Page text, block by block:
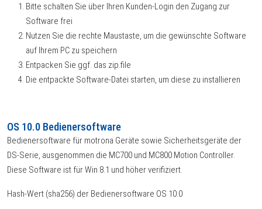
Bitte schalten Sie über Ihren Kunden-Login den Zugang zur
Software frei
Nutzen Sie die rechte Maustaste, um die gewünschte Software
auf Ihrem PC zu speichern
Entpacken Sie ggf. das zip.file
Die entpackte Software-Datei starten, um diese zu installieren
OS 10.0 Bedienersoftware
Bedienersoftware für motrona Geräte sowie Sicherheitsgeräte der
DS-Serie, ausgenommen die MC700 und MC800 Motion Controller.
Diese Software ist für Win 8.1 und höher verifiziert.
Hash-Wert (sha256) der Bedienersoftware OS 10.0